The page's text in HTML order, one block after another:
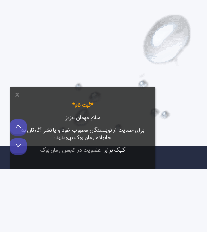
*ثبت نام*
سلام مهمان عزیز
برای حمایت از نویسندگان محبوب خود و یا نشر آثارتان به
خانواده رمان بوک بپیوندید:
کلیک برای:عضویت در انجمن رمان بوک
بالا
پایین